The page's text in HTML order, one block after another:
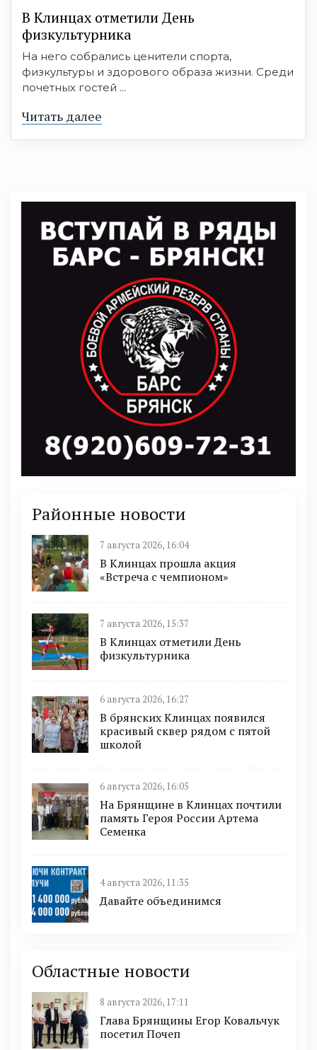
В Клинцах отметили День
физкультурника
На него собрались ценители спорта,
физкультуры и здорового образа жизни. Среди
почетных гостей ...
Читать далее
Районные новости
7 августа 2026, 16:04
В Клинцах прошла акция
«Встреча с чемпионом»
7 августа 2026, 15:37
В Клинцах отметили День
физкультурника
6 августа 2026, 16:27
В брянских Клинцах появился
красивый сквер рядом с пятой
школой
6 августа 2026, 16:05
На Брянщине в Клинцах почтили
память Героя России Артема
Семенка
4 августа 2026, 11:35
Давайте объединимся
Областные новости
8 августа 2026, 17:11
Глава Брянщины Егор Ковальчук
посетил Почеп